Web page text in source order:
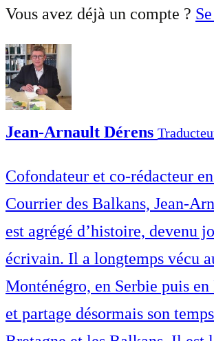
Vous avez déjà un compte ?
Jean-Arnault Dérens
Cofondateur et co-rédacteur
Courrier des Balkans, Jean-
est agrégé d’histoire, devenu
écrivain. Il a longtemps vécu
Monténégro, en Serbie puis
et partage désormais son